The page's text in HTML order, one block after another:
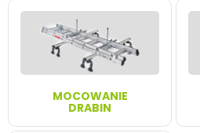
MOCOWANIE
DRABIN